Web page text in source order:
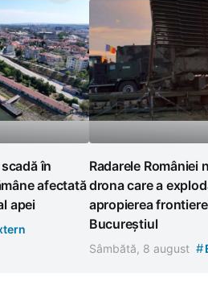
în
afectată
apei
Radarele României
drona care a
apropierea
Bucureștiul
Sâmbătă, 8 august #